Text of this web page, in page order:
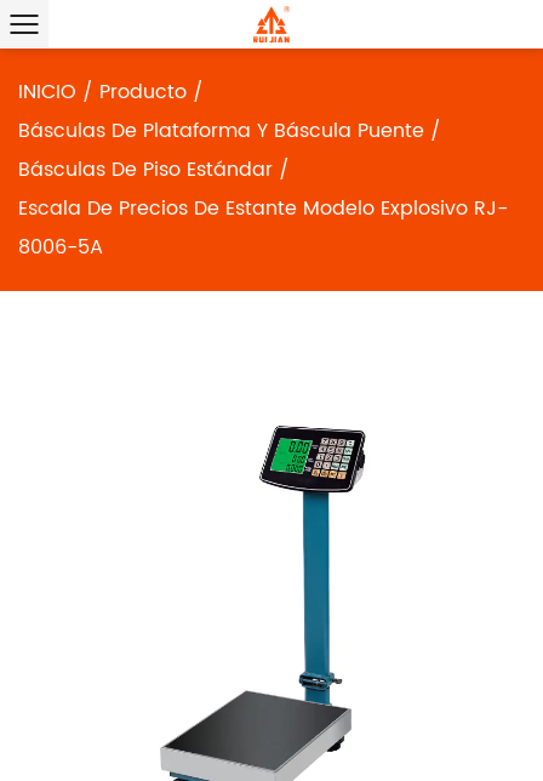
INICIO / Producto /
Básculas De Plataforma Y Báscula Puente /
Básculas De Piso Estándar /
Escala De Precios De Estante Modelo Explosivo RJ-
8006-5A